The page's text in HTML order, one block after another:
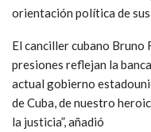
orientación política de
El canciller cubano Bruno
presiones reflejan la
actual gobierno
de Cuba, de nuestro
la justicia”, añadió